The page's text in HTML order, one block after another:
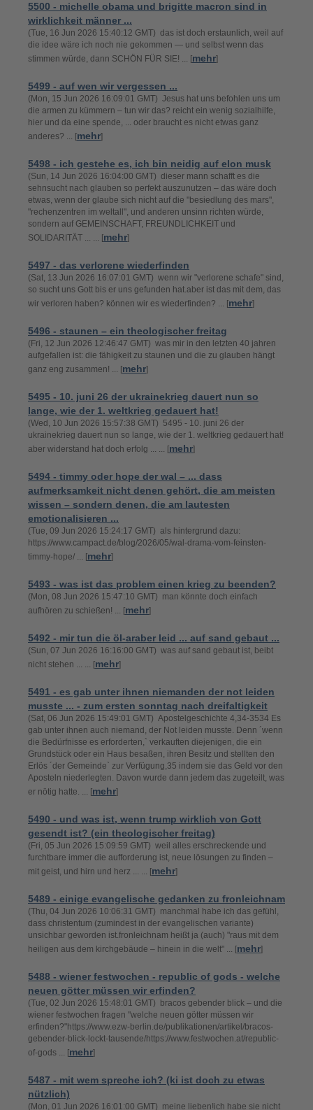
5500 - michelle obama und brigitte macron sind in
wirklichkeit männer ...
(Tue, 16 Jun 2026 15:40:12 GMT) das ist doch erstaunlich, weil auf
die idee wäre ich noch nie gekommen — und selbst wenn das
stimmen würde, dann SCHÖN FÜR SIE! ... [mehr]
5499 - auf wen wir vergessen ...
(Mon, 15 Jun 2026 16:09:01 GMT) Jesus hat uns befohlen uns um
die armen zu kümmern – tun wir das? reicht ein wenig sozialhilfe,
hier und da eine spende, ... oder braucht es nicht etwas ganz
anderes? ... [mehr]
5498 - ich gestehe es, ich bin neidig auf elon musk
(Sun, 14 Jun 2026 16:04:00 GMT) dieser mann schafft es die
sehnsucht nach glauben so perfekt auszunutzen – das wäre doch
etwas, wenn der glaube sich nicht auf die "besiedlung des mars",
"rechenzentren im weltall", und anderen unsinn richten würde,
sondern auf GEMEINSCHAFT, FREUNDLICHKEIT und
SOLIDARITÄT ... ... [mehr]
5497 - das verlorene wiederfinden
(Sat, 13 Jun 2026 16:07:01 GMT) wenn wir "verlorene schafe" sind,
so sucht uns Gott bis er uns gefunden hat.aber ist das mit dem, das
wir verloren haben? können wir es wiederfinden? ... [mehr]
5496 - staunen – ein theologischer freitag
(Fri, 12 Jun 2026 12:46:47 GMT) was mir in den letzten 40 jahren
aufgefallen ist: die fähigkeit zu staunen und die zu glauben hängt
ganz eng zusammen! ... [mehr]
5495 - 10. juni 26 der ukrainekrieg dauert nun so
lange, wie der 1. weltkrieg gedauert hat!
(Wed, 10 Jun 2026 15:57:38 GMT) 5495 - 10. juni 26 der
ukrainekrieg dauert nun so lange, wie der 1. weltkrieg gedauert hat!
aber widerstand hat doch erfolg ... ... [mehr]
5494 - timmy oder hope der wal – ... dass
aufmerksamkeit nicht denen gehört, die am meisten
wissen – sondern denen, die am lautesten
emotionalisieren ...
(Tue, 09 Jun 2026 15:24:17 GMT) als hintergrund dazu:
https://www.campact.de/blog/2026/05/wal-drama-vom-feinsten-
timmy-hope/ ... [mehr]
5493 - was ist das problem einen krieg zu beenden?
(Mon, 08 Jun 2026 15:47:10 GMT) man könnte doch einfach
aufhören zu schießen! ... [mehr]
5492 - mir tun die öl-araber leid ... auf sand gebaut ...
(Sun, 07 Jun 2026 16:16:00 GMT) was auf sand gebaut ist, beibt
nicht stehen ... ... [mehr]
5491 - es gab unter ihnen niemanden der not leiden
musste ... - zum ersten sonntag nach dreifaltigkeit
(Sat, 06 Jun 2026 15:49:01 GMT) Apostelgeschichte 4,34-3534 Es
gab unter ihnen auch niemand, der Not leiden musste. Denn ´wenn
die Bedürfnisse es erforderten,` verkauften diejenigen, die ein
Grundstück oder ein Haus besaßen, ihren Besitz und stellten den
Erlös ´der Gemeinde` zur Verfügung,35 indem sie das Geld vor den
Aposteln niederlegten. Davon wurde dann jedem das zugeteilt, was
er nötig hatte. ... [mehr]
5490 - und was ist, wenn trump wirklich von Gott
gesendt ist? (ein theologischer freitag)
(Fri, 05 Jun 2026 15:09:59 GMT) weil alles erschreckende und
furchtbare immer die aufforderung ist, neue lösungen zu finden –
mit geist, und hirn und herz ... ... [mehr]
5489 - einige evangelische gedanken zu fronleichnam
(Thu, 04 Jun 2026 10:06:31 GMT) manchmal habe ich das gefühl,
dass christentum (zumindest in der evangelischen variante)
unsichbar geworden ist.fronleichnam heißt ja (auch) "raus mit dem
heiligen aus dem kirchgebäude – hinein in die welt" ... [mehr]
5488 - wiener festwochen - republic of gods - welche
neuen götter müssen wir erfinden?
(Tue, 02 Jun 2026 15:48:01 GMT) bracos gebender blick – und die
wiener festwochen fragen "welche neuen götter müssen wir
erfinden?"https://www.ezw-berlin.de/publikationen/artikel/bracos-
gebender-blick-lockt-tausende/https://www.festwochen.at/republic-
of-gods ... [mehr]
5487 - mit wem spreche ich? (ki ist doch zu etwas
nützlich)
(Mon, 01 Jun 2026 16:01:00 GMT) meine lieben!ich habe sie nicht